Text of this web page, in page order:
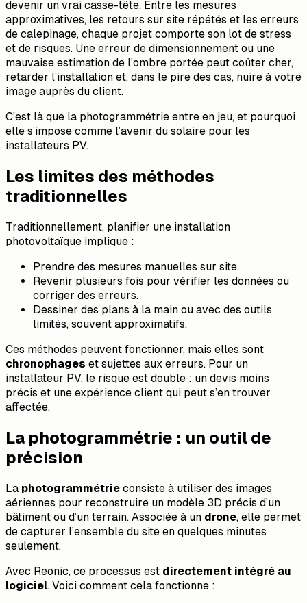
devenir un vrai casse-tête. Entre les mesures
approximatives, les retours sur site répétés et les erreurs
de calepinage, chaque projet comporte son lot de stress
et de risques. Une erreur de dimensionnement ou une
mauvaise estimation de l’ombre portée peut coûter cher,
retarder l’installation et, dans le pire des cas, nuire à votre
image auprès du client.
C’est là que la photogrammétrie entre en jeu, et pourquoi
elle s’impose comme l’avenir du solaire pour les
installateurs PV.
Les limites des méthodes
traditionnelles
Traditionnellement, planifier une installation
photovoltaïque implique :
Prendre des mesures manuelles sur site.
Revenir plusieurs fois pour vérifier les données ou
corriger des erreurs.
Dessiner des plans à la main ou avec des outils
limités, souvent approximatifs.
Ces méthodes peuvent fonctionner, mais elles sont
chronophages et sujettes aux erreurs. Pour un
installateur PV, le risque est double : un devis moins
précis et une expérience client qui peut s’en trouver
affectée.
La photogrammétrie : un outil de
précision
La photogrammétrie consiste à utiliser des images
aériennes pour reconstruire un modèle 3D précis d’un
bâtiment ou d’un terrain. Associée à un drone, elle permet
de capturer l’ensemble du site en quelques minutes
seulement.
Avec Reonic, ce processus est directement intégré au
logiciel. Voici comment cela fonctionne :